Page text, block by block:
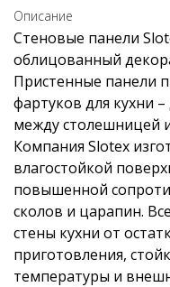
Описание
Стеновые панели
облицованный
Пристенные панели
фартуков для кухни
между столешницей
Компания Slotex
влагостойкой
повышенной
сколов и царапин.
стены кухни от
приготовления,
температуры и